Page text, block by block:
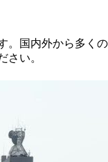
。国内外から多く
さい。